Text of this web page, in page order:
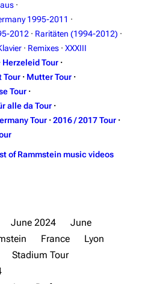
Lindemann
Information
Discography
Videography
Song list
Tour dates
Discography
Videography
Song list
·
1995-2011 ·
2012 · Raritäten (1994-2012) ·
· Remixes · XXXIII
Herzeleid Tour ·
Tour · Mutter Tour ·
Tour ·
alle da Tour ·
Tour · 2016 / 2017 Tour ·
of Rammstein music videos
June 2024
June
France
Lyon
Stadium Tour